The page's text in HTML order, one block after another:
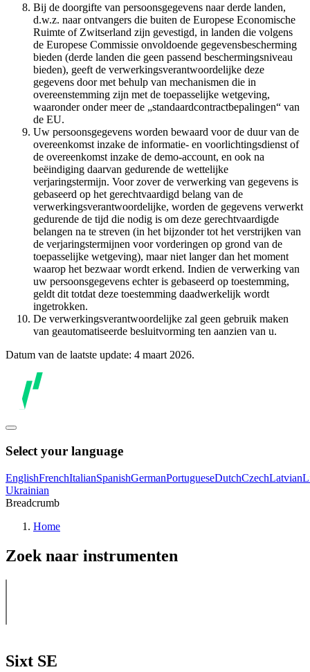
Bij de doorgifte van persoonsgegevens naar derde landen,
d.w.z. naar ontvangers die buiten de Europese Economische
Ruimte of Zwitserland zijn gevestigd, in landen die volgens
de Europese Commissie onvoldoende gegevensbescherming
bieden (derde landen die geen passend beschermingsniveau
bieden), geeft de verwerkingsverantwoordelijke deze
gegevens door met behulp van mechanismen die in
overeenstemming zijn met de toepasselijke wetgeving,
waaronder onder meer de „standaardcontractbepalingen“ van
de EU.
Uw persoonsgegevens worden bewaard voor de duur van de
overeenkomst inzake de informatie- en voorlichtingsdienst of
de overeenkomst inzake de demo-account, en ook na
beëindiging daarvan gedurende de wettelijke
verjaringstermijn. Voor zover de verwerking van gegevens is
gebaseerd op het gerechtvaardigd belang van de
verwerkingsverantwoordelijke, worden de gegevens verwerkt
gedurende de tijd die nodig is om deze gerechtvaardigde
belangen na te streven (in het bijzonder tot het verstrijken van
de verjaringstermijnen voor vorderingen op grond van de
toepasselijke wetgeving), maar niet langer dan het moment
waarop het bezwaar wordt erkend. Indien de verwerking van
uw persoonsgegevens echter is gebaseerd op toestemming,
geldt dit totdat deze toestemming daadwerkelijk wordt
ingetrokken.
De verwerkingsverantwoordelijke zal geen gebruik maken
van geautomatiseerde besluitvorming ten aanzien van u.
Datum van de laatste update: 4 maart 2026.
Select your language
EnglishFrenchItalianSpanishGermanPortugueseDutchCzechLatvian
Ukrainian
Breadcrumb
Home
Zoek naar instrumenten
Sixt SE